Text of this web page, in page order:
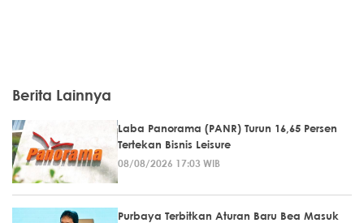
Berita Lainnya
Laba Panorama (PANR) Turun 16,65 Persen
Tertekan Bisnis Leisure
08/08/2026 17:03 WIB
Purbaya Terbitkan Aturan Baru Bea Masuk